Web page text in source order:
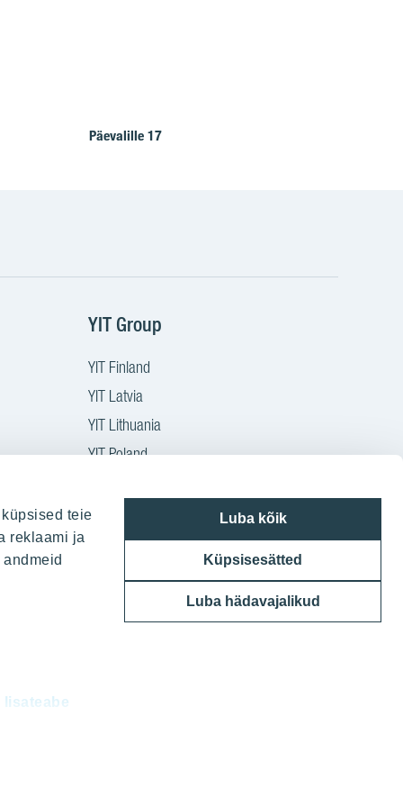
teie
reklaami ja
lisateabe
Luba kõik
Küpsisesätted
Luba hädavajalikud
Päevalille 17
YIT Group
YIT Finland
YIT Latvia
YIT Lithuania
YIT Poland
YIT Slovakia
YIT Group